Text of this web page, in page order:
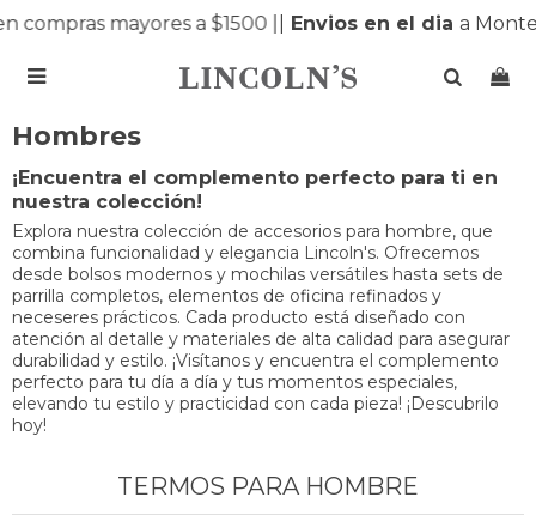
compras mayores a $1500 || Envios en el diaa

Hombres
¡Encuentra el complemento perfecto para ti en
nuestra colección!
Explora nuestra colección de accesorios para hombre, que
combina funcionalidad y elegancia Lincoln's. Ofrecemos
desde bolsos modernos y mochilas versátiles hasta sets de
parrilla completos, elementos de oficina refinados y
neceseres prácticos. Cada producto está diseñado con
atención al detalle y materiales de alta calidad para asegurar
durabilidad y estilo. ¡Visítanos y encuentra el complemento
perfecto para tu día a día y tus momentos especiales,
elevando tu estilo y practicidad con cada pieza! ¡Descubrilo
hoy!
TERMOS PARA HOMBRE